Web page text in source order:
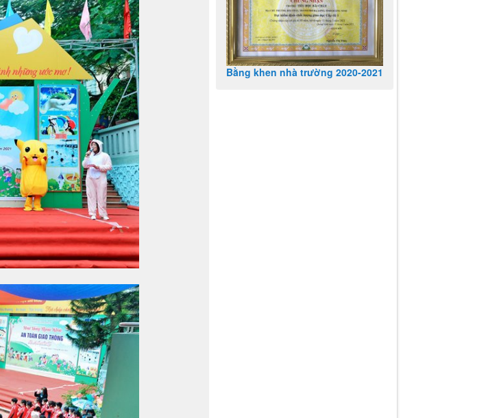
Bằng khen nhà trường 2020-2021